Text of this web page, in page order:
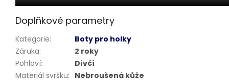
Doplňkové parametry
Kategorie:
Boty pro holky
Záruka:
2 roky
Pohlaví:
Dívčí
Materiál svršku: Nebroušená kůže